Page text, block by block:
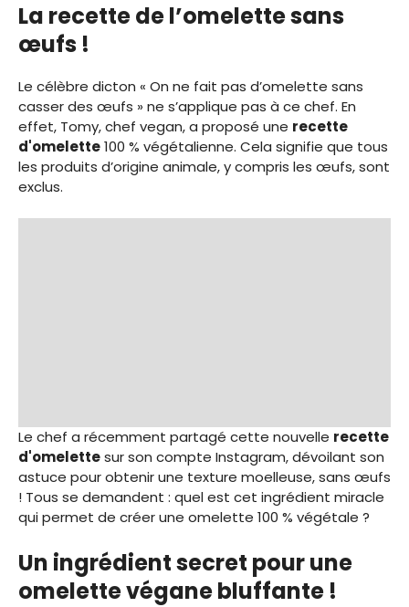
La recette de l’omelette sans
œufs !
Le célèbre dicton « On ne fait pas d’omelette sans
casser des œufs » ne s’applique pas à ce chef. En
effet, Tomy, chef vegan, a proposé une recette
d'omelette100 % végétalienne. Cela signifie que tous
les produits d’origine animale, y compris les œufs, sont
exclus.
Le chef a récemment partagé cette nouvelle recette
d'omelettesur son compte Instagram, dévoilant son
astuce pour obtenir une texture moelleuse, sans œufs
! Tous se demandent : quel est cet ingrédient miracle
qui permet de créer une omelette 100 % végétale ?
Un ingrédient secret pour une
omelette végane bluffante !